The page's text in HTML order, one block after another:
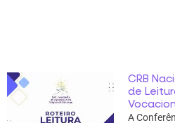
CRB
de
A